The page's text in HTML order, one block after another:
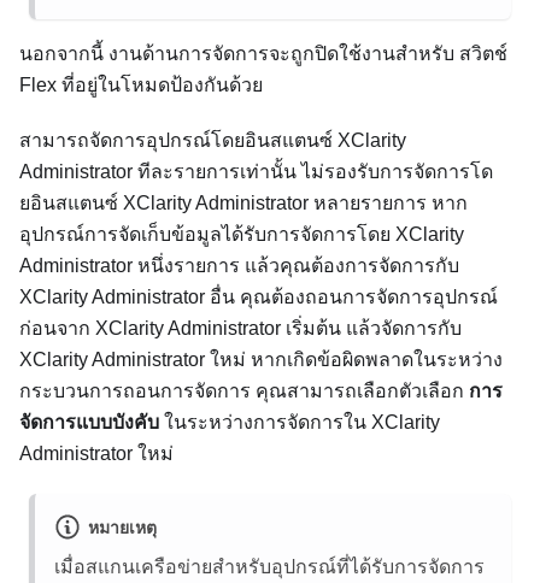
นอกจากนี้ งานด้านการจัดการจะถูกปิดใช้งานสำหรับ สวิตช์
Flex ที่อยู่ในโหมดป้องกันด้วย
สามารถจัดการอุปกรณ์โดยอินสแตนซ์ XClarity
Administrator ทีละรายการเท่านั้น ไม่รองรับการจัดการโด
ยอินสแตนซ์ XClarity Administrator หลายรายการ หาก
อุปกรณ์การจัดเก็บข้อมูลได้รับการจัดการโดย XClarity
Administrator หนึ่งรายการ แล้วคุณต้องการจัดการกับ
XClarity Administrator อื่น คุณต้องถอนการจัดการอุปกรณ์
ก่อนจาก XClarity Administrator เริ่มต้น แล้วจัดการกับ
XClarity Administrator ใหม่ หากเกิดข้อผิดพลาดในระหว่าง
กระบวนการถอนการจัดการ คุณสามารถเลือกตัวเลือก การ
จัดการแบบบังคับ ในระหว่างการจัดการใน XClarity
Administrator ใหม่
หมายเหตุ
เมื่อสแกนเครือข่ายสำหรับอุปกรณ์ที่ได้รับการจัดการ